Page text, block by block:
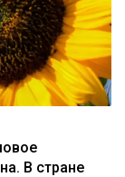
В стране